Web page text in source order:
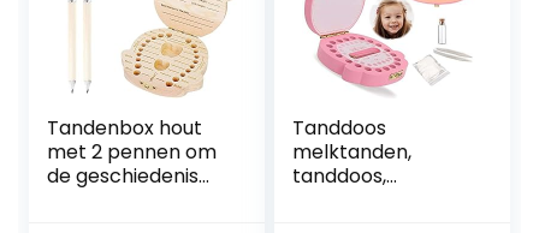
Tandenbox hout
met 2 pennen om
de geschiedenis
Tanddoos
melktanden,
tanddoos,